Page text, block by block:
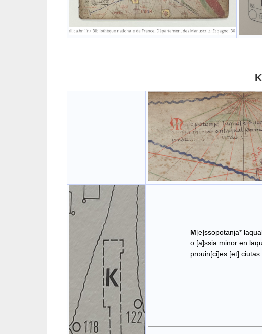
K (118-119,
M[e]ssopotanja*
o [a]ssia minor en laqual
prouin[ci]es [et] ciutas